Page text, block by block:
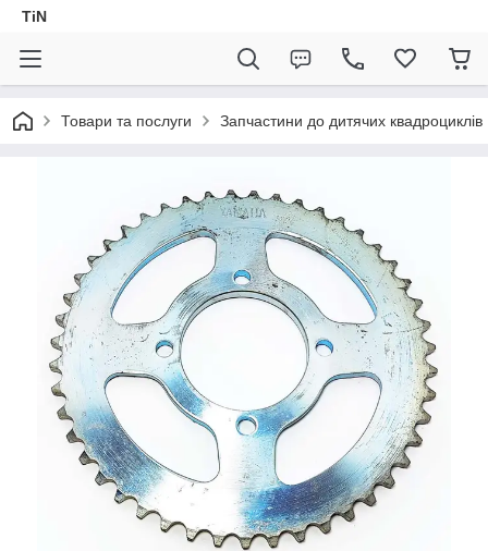
TiN
Товари та послуги Запчастини до дитячих квадроциклів